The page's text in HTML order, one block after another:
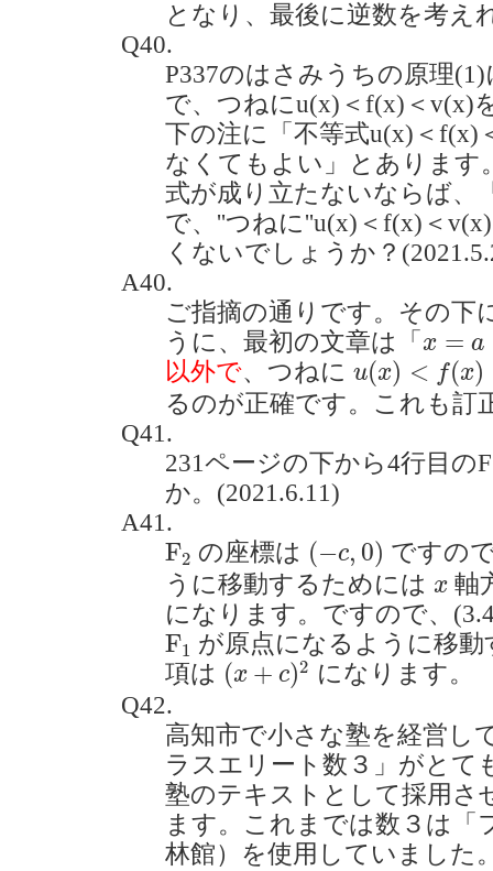
となり、最後に逆数を考え
Q40.
P337のはさみうちの原理
で、つねにu(x)＜f(x)＜v(x)
下の注に「不等式u(x)＜f(x)
なくてもよい」とあります
式が成り立たないならば、
で、''つねに''u(x)＜f(x)＜
くないでしょうか？
A40.
ご指摘の通りです。その下
うに、最初の文章は「 x = a
x=a
以外で、つねに u(x) < f(x)
u(x)< f( )<v(
るのが正確です。これも訂
Q41.
231ページの下から4行目の
か。(2021.6.11)
A41.
F2
F2 の座標は (−c, 0)
( c, 0)
ですの
うに移動するためには x
x 軸
になります。ですので、
F1
F1
が原点になるように移動
項は (x + c)2
(x+c)2
になります。
Q42.
高知市で小さな塾を経営し
ラスエリート数３」がとて
塾のテキストとして採用さ
ます。これまでは数３は「
林館）を使用していました